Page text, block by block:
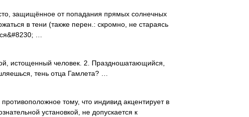
защищённое от попадания прямых солнечных
в тени (также перен.: скромно, не стараясь
…
истощенный человек. 2. Праздношатающийся,
тень отца Гамлета? …
тому, что индивид акцентирует в
установкой, не допускается к